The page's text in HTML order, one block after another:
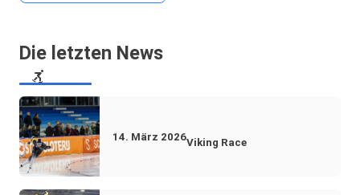
Die letzten News
14. März 2026Viking Race